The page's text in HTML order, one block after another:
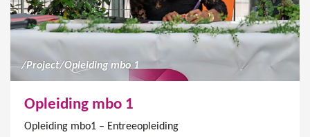
/Project/Opleiding mbo 1
Opleiding mbo 1
Opleiding mbo1 – Entreeopleiding